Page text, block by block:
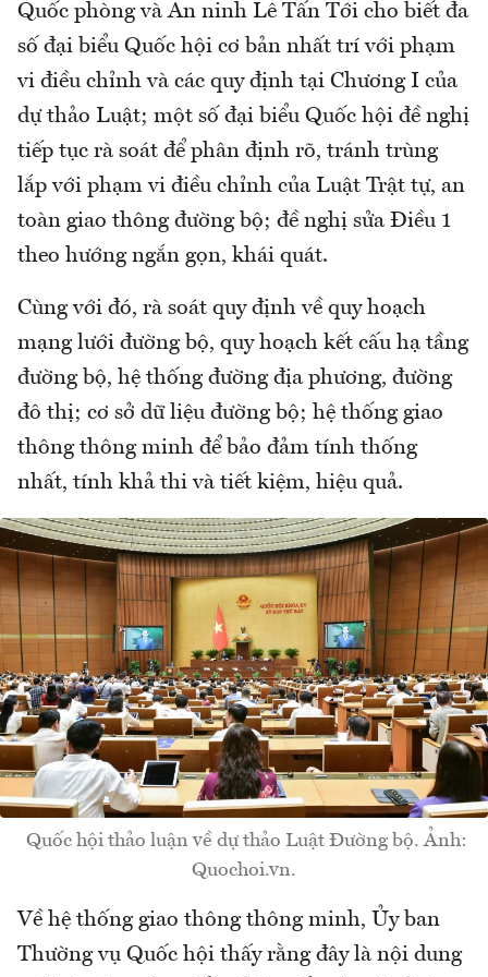
Quốc phòng và An ninh Lê Tấn Tới cho biết đa
số đại biểu Quốc hội cơ bản nhất trí với phạm
vi điều chỉnh và các quy định tại Chương I của
dự thảo Luật; một số đại biểu Quốc hội đề nghị
tiếp tục rà soát để phân định rõ, tránh trùng
lắp với phạm vi điều chỉnh của Luật Trật tự, an
toàn giao thông đường bộ; đề nghị sửa Điều 1
theo hướng ngắn gọn, khái quát.
Cùng với đó, rà soát quy định về quy hoạch
mạng lưới đường bộ, quy hoạch kết cấu hạ tầng
đường bộ, hệ thống đường địa phương, đường
đô thị; cơ sở dữ liệu đường bộ; hệ thống giao
thông thông minh để bảo đảm tính thống
nhất, tính khả thi và tiết kiệm, hiệu quả.
Quốc hội thảo luận về dự thảo Luật Đường bộ. Ảnh:
Quochoi.vn.
Về hệ thống giao thông thông minh, Ủy ban
Thường vụ Quốc hội thấy rằng đây là nội dung